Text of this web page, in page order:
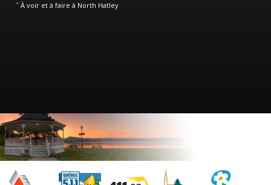
À voir et à faire à North Hatley